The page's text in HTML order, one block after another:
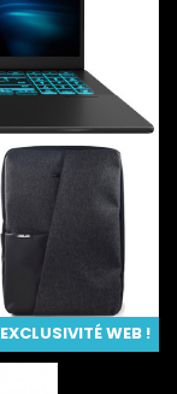
EXCLUSIVITÉ WEB !